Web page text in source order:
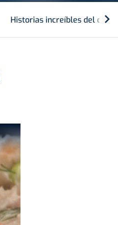
Historias increíbles del